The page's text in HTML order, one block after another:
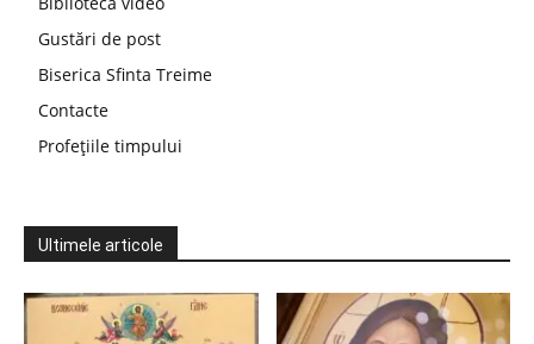
Gustări de post
Biserica Sfinta Treime
Contacte
Profețiile timpului
Ultimele articole